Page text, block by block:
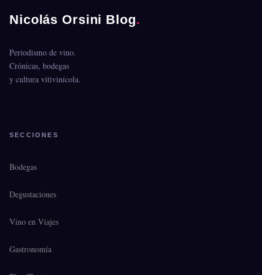
Nicolás Orsini Blog.
Periodismo de vino.
Crónicas, bodegas
y cultura vitivinícola.
SECCIONES
Bodegas
Degustaciones
Vino en Viajes
Gastronomía